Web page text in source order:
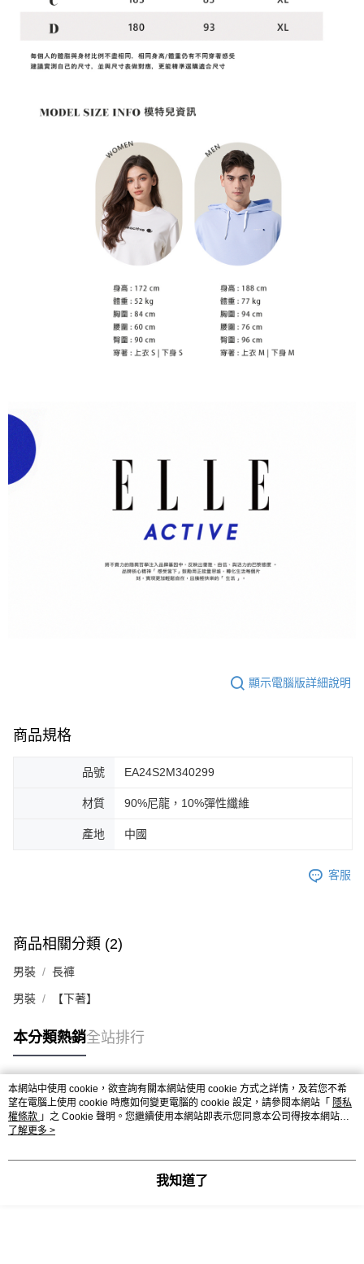
顯示電腦版詳細說明
商品規格
品號 EA24S2M340299
材質 90%尼龍，10%彈性纖維
產地 中國
客服
商品相關分類 (2)
男裝 長褲
男裝 【下著】
本分類熱銷全站排行
熱門標籤
本網站中使用 cookie，欲查詢有關本網站使用 cookie 方式之詳情，及若您不希
望在電腦上使用 cookie 時應如何變更電腦的 cookie 設定，請參閱本網站「 隱私
權條款 」之 Cookie 聲明。您繼續使用本網站即表示您同意本公司得按本網站使
用條款之 Cookie 聲明使用 cookie。
了解更多 >
我知道了